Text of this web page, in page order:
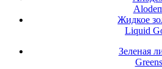
Жидкое
Liquid
Зеленая
Greens